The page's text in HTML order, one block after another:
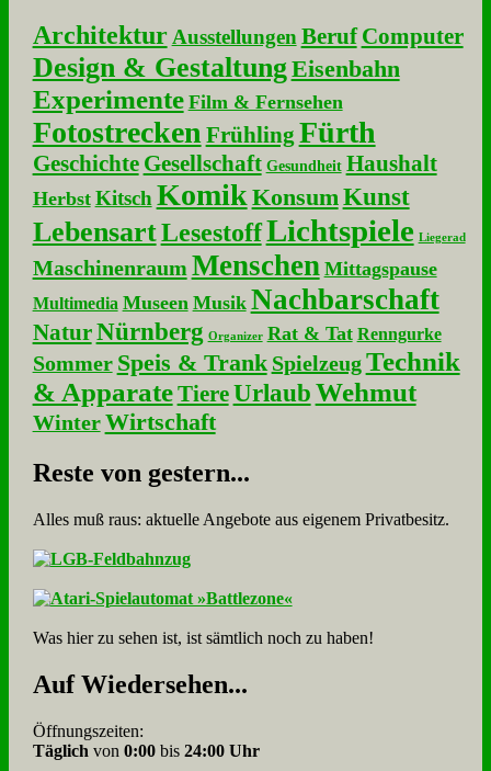
Architektur Ausstellungen Beruf Computer
Design & GestaltungEisenbahn
Experimente Film & Fernsehen
Fotostrecken Frühling Fürth
Geschichte Gesellschaft Gesundheit Haushalt
Herbst Kitsch KomikKonsumKunst
LebensartLesestoffLichtspiele Liegerad
Maschinenraum Menschen Mittagspause
Multimedia Museen Musik Nachbarschaft
NaturNürnberg Organizer Rat & Tat Renngurke
Sommer Speis & Trank Spielzeug Technik
& Apparate Tiere UrlaubWehmut
Winter Wirtschaft
Re­ste von ge­stern...
Alles muß raus: aktuelle An­ge­bo­te aus eigenem Privatbesitz.
Was hier zu sehen ist, ist sämt­lich noch zu haben!
Auf Wie­der­se­hen...
Öffnungszeiten:
Täglich von 0:00bis 24:00 Uhr